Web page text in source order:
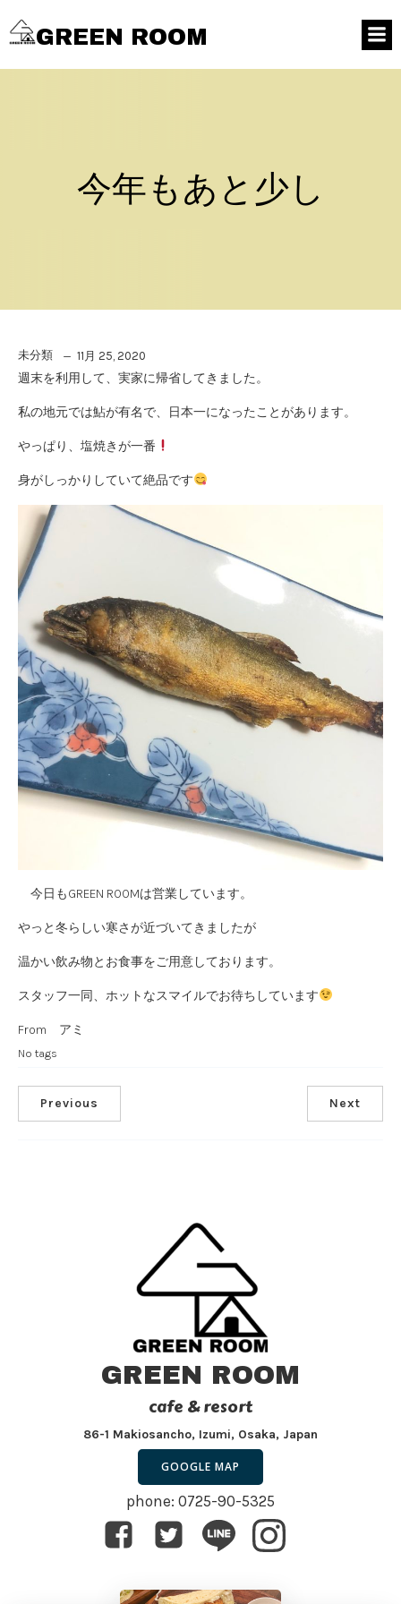
GREEN ROOM
今年もあと少し
未分類 11月 25, 2020
週末を利用して、実家に帰省してきました。
私の地元では鮎が有名で、日本一になったことがあります。
やっぱり、塩焼きが一番
身がしっかりしていて絶品です
今日もGREEN ROOMは営業しています。
やっと冬らしい寒さが近づいてきましたが
温かい飲み物とお食事をご用意しております。
スタッフ一同、ホットなスマイルでお待ちしています
From アミ
No tags
Previous Next
GREEN ROOM
cafe & resort
86-1 Makiosancho, Izumi, Osaka, Japan
GOOGLE MAP
phone: 0725-90-5325